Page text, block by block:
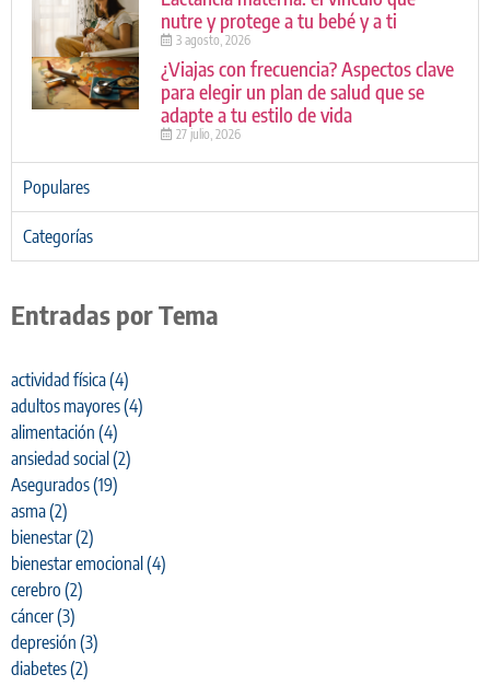
nutre y protege a tu bebé y a ti
3 agosto, 2026
¿Viajas con frecuencia? Aspectos clave
para elegir un plan de salud que se
adapte a tu estilo de vida
27 julio, 2026
Populares
Categorías
Entradas por Tema
actividad física(4)
adultos mayores(4)
alimentación (4)
ansiedad social(2)
Asegurados(19)
asma(2)
bienestar(2)
bienestar emocional(4)
cerebro (2)
cáncer(3)
depresión (3)
diabetes(2)